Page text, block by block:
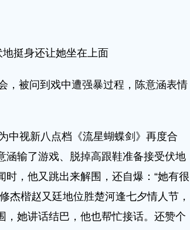
挺身还让她坐在上面
，被问到戏中遭强暴过程，陈意涵表情
视新八点档《流星蝴蝶剑》再度合
涵输了游戏、脱掉高跟鞋准备接受伏地
，他又跳出来解围，还自爆：“她有很
杰楷赵又廷地位胜楚河逢七夕情人节，
她讲话结巴，他也帮忙接话。还赞个